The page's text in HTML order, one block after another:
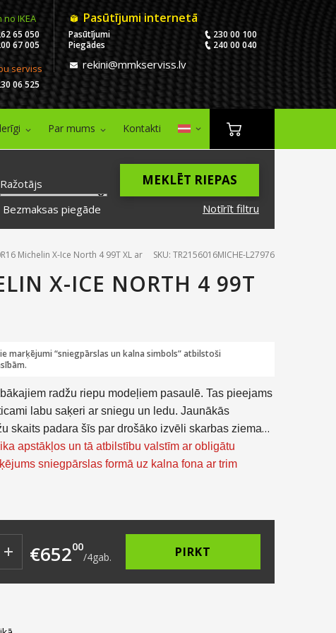
no IKEA
65 050
67 005
serviss
06 525
Pasūtījumi internetā
Pasūtījumi
230 00 100
Piegādes
240 00 040
rekini@mmkserviss.lv
Par mums Kontakti
Ražotājs
Notīrīt filtru
MEKLĒT RIEPAS
Bezmaksas piegāde
Michelin X-Ice North 4 99T XL ar SKU: TR2156016MICHE-L27976
X-ICE NORTH 4 99T
marķējumi “sniegpārslas un kalna simbols” atbilstoši
radžu riepu modeļiem pasaulē. Tas pieejams
labu saķeri ar sniegu un ledu. Jaunākās
skaits padara šīs par drošāko izvēli skarbas ziemas
apstākļos un tā atbilstību valstīm ar obligātu
sniegpārslas formā uz kalna fona ar trim
€186.00.
is: €163.00.
€65200
/4gab. PIRKT